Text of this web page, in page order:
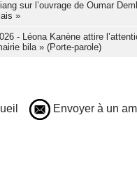
sur l’ouvrage de Oumar
»
- Léona Kanène attire
bila » (Porte-parole)
Envoyer à un